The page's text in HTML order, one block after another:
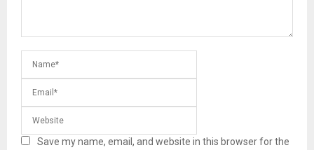
Save my name, email, and website in this browser for the